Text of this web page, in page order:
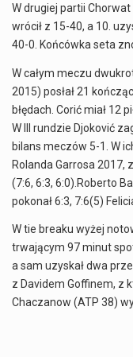
W drugiej partii
wrócił z 15-40, a 10.
40-0. Końcówka seta
W całym meczu
2015) posłał 21
błędach. Corić miał 12
W III rundzie Djoković
bilans meczów 5-1. W
Rolanda Garrosa 2017,
(7:6, 6:3, 6:0).Roberto
pokonał 6:3, 7:6(5)
W tie breaku wyżej
trwającym 97 minut
a sam uzyskał dwa
z Davidem Goffinem, z
Chaczanow (ATP 38)